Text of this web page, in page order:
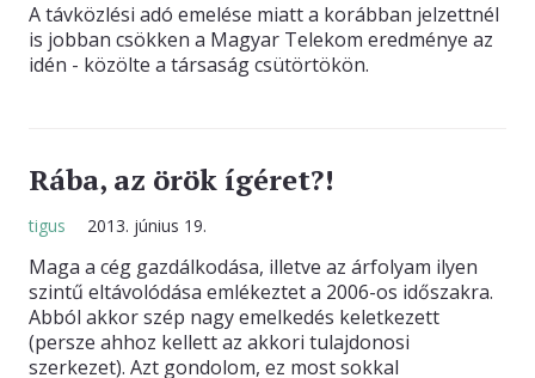
A távközlési adó emelése miatt a korábban jelzettnél
is jobban csökken a Magyar Telekom eredménye az
idén - közölte a társaság csütörtökön.
Rába, az örök ígéret?!
tigus 2013. június 19.
Maga a cég gazdálkodása, illetve az árfolyam ilyen
szintű eltávolódása emlékeztet a 2006-os időszakra.
Abból akkor szép nagy emelkedés keletkezett
(persze ahhoz kellett az akkori tulajdonosi
szerkezet). Azt gondolom, ez most sokkal